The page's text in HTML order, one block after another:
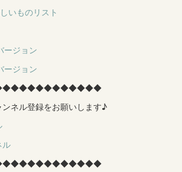
いものリスト
ジョン
ジョン
ネル登録をお願いします♪
ル